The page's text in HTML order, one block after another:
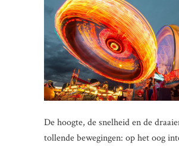
De hoogte, de snelheid en de
tollende bewegingen: op het oog